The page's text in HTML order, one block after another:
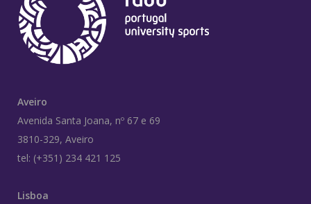
Aveiro
Avenida Santa Joana, nº 67 e 69
3810-329, Aveiro
tel: (+351) 234 421 125
Lisboa